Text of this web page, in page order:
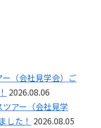
（会社見学会）ご
2026.08.06
アー（会社見学
した！ 2026.08.05